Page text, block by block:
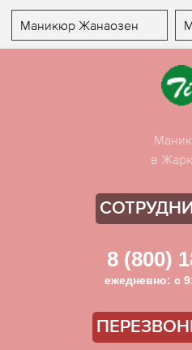
Маникюр Жанаозен
в
8 (800)
ежедневно: с